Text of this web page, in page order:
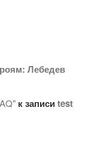
Лебедев
к записиtest